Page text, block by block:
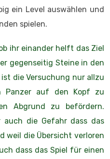
ein Level auswählen und
spielen.
ihr einander helft das Ziel
gegenseitig Steine in den
die Versuchung nur allzu
Panzer auf den Kopf zu
Abgrund zu befördern.
auch die Gefahr dass das
weil die Übersicht verloren
dass das Spiel für einen